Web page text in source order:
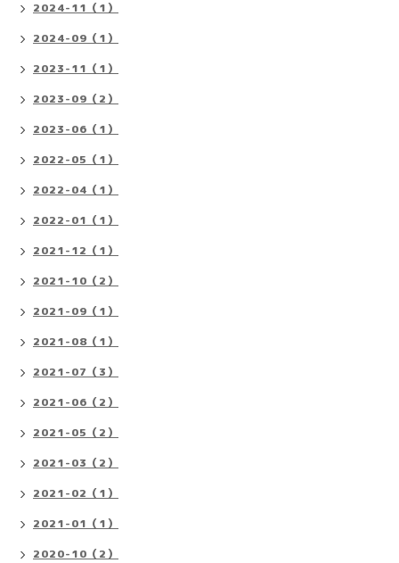
2024-11（1）
2024-09（1）
2023-11（1）
2023-09（2）
2023-06（1）
2022-05（1）
2022-04（1）
2022-01（1）
2021-12（1）
2021-10（2）
2021-09（1）
2021-08（1）
2021-07（3）
2021-06（2）
2021-05（2）
2021-03（2）
2021-02（1）
2021-01（1）
2020-10（2）